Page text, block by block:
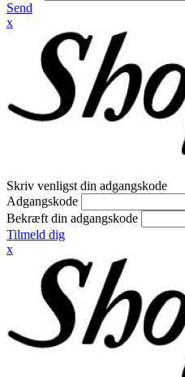
Send
x
Skriv venligst din adgangskode
Adgangskode
Bekræft din adgangskode
Tilmeld dig
x